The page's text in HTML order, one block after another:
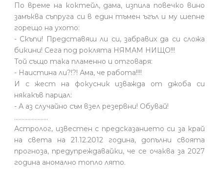
По време на коктейл, дама, изпила повечко вино
замъква съпруга си в един тъмен ъгъл и му шепне
горещо на ухото:
- Скъпи! Представяш ли си, забравих да си сложа
бикини! Сега под роклята НЯМАМ НИЩО!!!
Той също така пламенно и отговаря:
- Наистина ли?!?! Ама, че работа!!!!
И с жест на фокусник изважда от джоба си
някакъв парцал:
- А аз случайно съм взел резервни! Обувай!
.......................
Астролог, известен с предсказанието си за край
на света на 21.12.2012 година, допълни своята
прогноза, предупреждавайки, че се очаква за 2027
година аномално топло лято.